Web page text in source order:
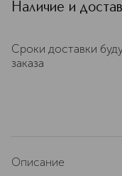
Наличие и
Сроки доставки
заказа
Описание